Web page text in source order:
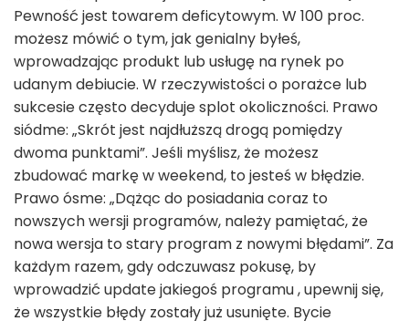
Pewność jest towarem deficytowym. W 100 proc.
możesz mówić o tym, jak genialny byłeś,
wprowadzając produkt lub usługę na rynek po
udanym debiucie. W rzeczywistości o porażce lub
sukcesie często decyduje splot okoliczności. Prawo
siódme: „Skrót jest najdłuższą drogą pomiędzy
dwoma punktami”. Jeśli myślisz, że możesz
zbudować markę w weekend, to jesteś w błędzie.
Prawo ósme: „Dążąc do posiadania coraz to
nowszych wersji programów, należy pamiętać, że
nowa wersja to stary program z nowymi błędami”. Za
każdym razem, gdy odczuwasz pokusę, by
wprowadzić update jakiegoś programu , upewnij się,
że wszystkie błędy zostały już usunięte. Bycie